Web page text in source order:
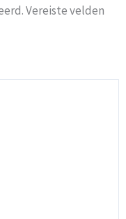
Vereiste velden